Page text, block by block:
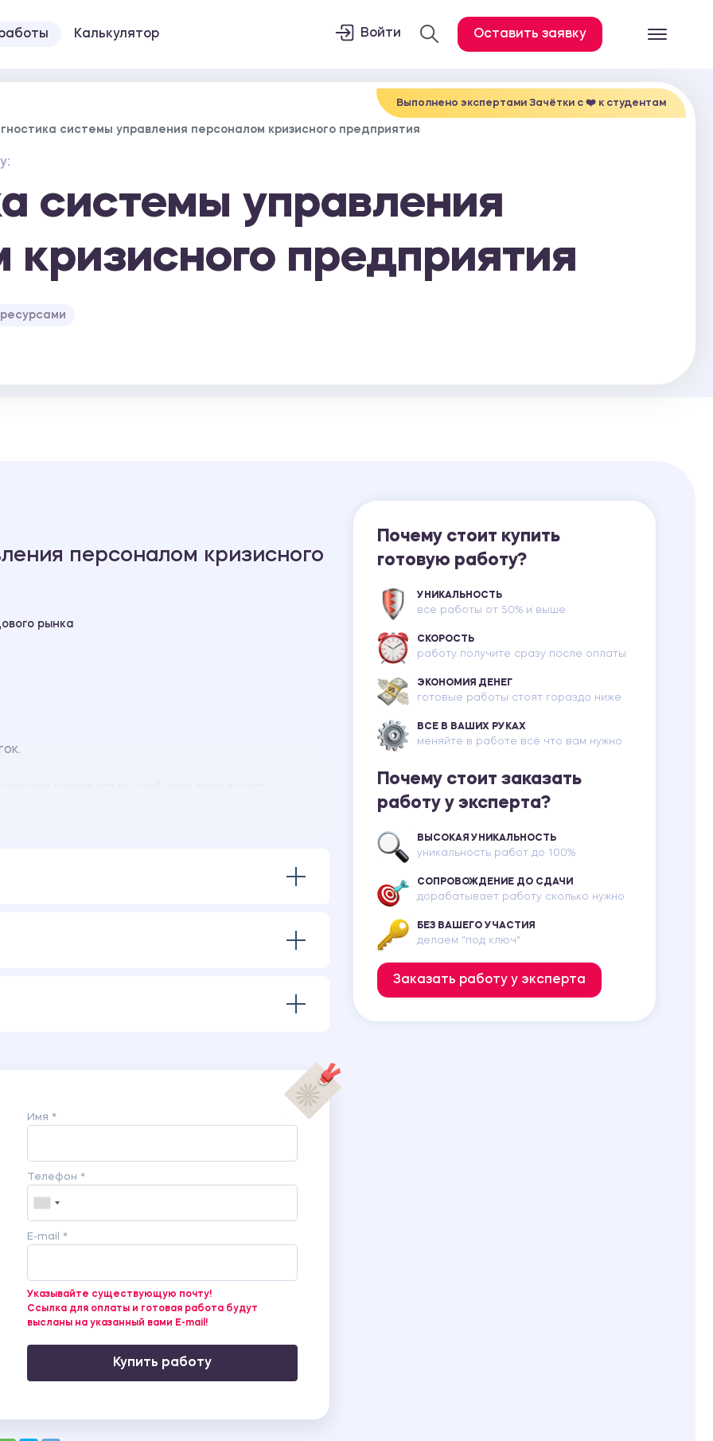
Все услуги
Отчет по практике
Калькулятор Войти Оставить заявку
Выполнено экспертами Зачётки c ❤️ к студентам
системы управления персоналом кризисного предприятия
системы управления
кризисного предприятия
персоналом кризисного
рынка
должность. Описание задач с указанием
Имя *
Телефон *
E-mail *
Указывайте существующую почту!
Ссылка для оплаты и готовая работа будут
высланы на указанный вами E-mail!
Купить работу
Почему стоит купить
готовую работу?
УНИКАЛЬНОСТЬ
все работы от 50% и выше
СКОРОСТЬ
работу получите сразу после оплаты
ЭКОНОМИЯ ДЕНЕГ
готовые работы стоят гораздо ниже
ВСЕ В ВАШИХ РУКАХ
меняйте в работе всё что вам нужно
Почему стоит заказать
работу у эксперта?
ВЫСОКАЯ УНИКАЛЬНОСТЬ
уникальность работ до 100%
СОПРОВОЖДЕНИЕ ДО СДАЧИ
дорабатывает работу сколько нужно
БЕЗ ВАШЕГО УЧАСТИЯ
делаем "под ключ"
Заказать работу у эксперта